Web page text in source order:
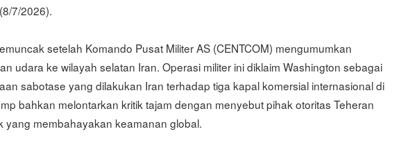
7/2026).
setelah Komando Pusat Militer AS (CENTCOM) mengumumkan
udara ke wilayah selatan Iran. Operasi militer ini diklaim Washington sebagai
sabotase yang dilakukan Iran terhadap tiga kapal komersial internasional di
bahkan melontarkan kritik tajam dengan menyebut pihak otoritas Teheran
yang membahayakan keamanan global.